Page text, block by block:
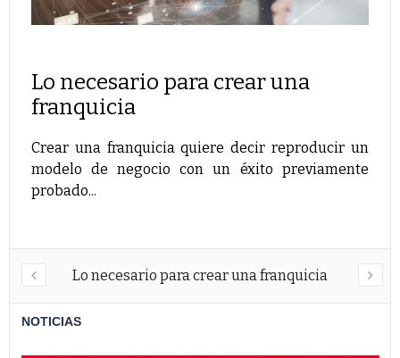
Lo necesario para crear una franquicia
Lo necesario para crear una
franquicia
Crear una franquicia quiere decir reproducir un
modelo de negocio con un éxito previamente
probado...
NOTICIAS